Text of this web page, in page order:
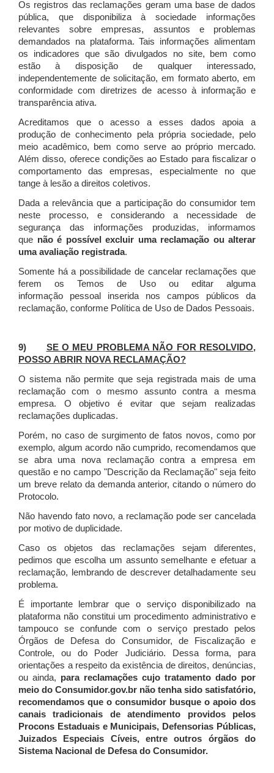
Os registros das reclamações geram uma base de dados
pública, que disponibiliza à sociedade informações
relevantes sobre empresas, assuntos e problemas
demandados na plataforma. Tais informações alimentam
os indicadores que são divulgados no site, bem como
estão à disposição de qualquer interessado,
independentemente de solicitação, em formato aberto, em
conformidade com diretrizes de acesso à informação e
transparência ativa.
Acreditamos que o acesso a esses dados apoia a
produção de conhecimento pela própria sociedade, pelo
meio acadêmico, bem como serve ao próprio mercado.
Além disso, oferece condições ao Estado para fiscalizar o
comportamento das empresas, especialmente no que
tange à lesão a direitos coletivos.
Dada a relevância que a participação do consumidor tem
neste processo, e considerando a necessidade de
segurança das informações produzidas, informamos
que não é possível excluir uma reclamação ou alterar
uma avaliação registrada.
Somente há a possibilidade de cancelar reclamações que
ferem os Temos de Uso ou editar alguma
informação pessoal inserida nos campos públicos da
reclamação, conforme Política de Uso de Dados Pessoais.
9) SE O MEU PROBLEMA NÃO FOR RESOLVIDO,
POSSO ABRIR NOVA RECLAMAÇÃO?
O sistema não permite que seja registrada mais de uma
reclamação com o mesmo assunto contra a mesma
empresa. O objetivo é evitar que sejam realizadas
reclamações duplicadas.
Porém, no caso de surgimento de fatos novos, como por
exemplo, algum acordo não cumprido, recomendamos que
se abra uma nova reclamação contra a empresa em
questão e no campo "Descrição da Reclamação" seja feito
um breve relato da demanda anterior, citando o número do
Protocolo.
Não havendo fato novo, a reclamação pode ser cancelada
por motivo de duplicidade.
Caso os objetos das reclamações sejam diferentes,
pedimos que escolha um assunto semelhante e efetuar a
reclamação, lembrando de descrever detalhadamente seu
problema.
É importante lembrar que o serviço disponibilizado na
plataforma não constitui um procedimento administrativo e
tampouco se confunde com o serviço prestado pelos
Órgãos de Defesa do Consumidor, de Fiscalização e
Controle, ou do Poder Judiciário. Dessa forma, para
orientações a respeito da existência de direitos, denúncias,
ou ainda, para reclamações cujo tratamento dado por
meio do Consumidor.gov.br não tenha sido satisfatório,
recomendamos que o consumidor busque o apoio dos
canais tradicionais de atendimento providos pelos
Procons Estaduais e Municipais, Defensorias Públicas,
Juizados Especiais Cíveis, entre outros órgãos do
Sistema Nacional de Defesa do Consumidor.